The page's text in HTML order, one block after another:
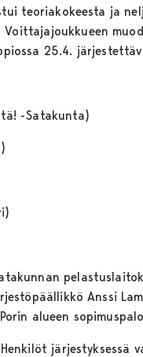
teoriakokeesta ja
Voittajajoukkueen
25.4.
-Satakunta)
Anssi
alueen
järjestyksessä